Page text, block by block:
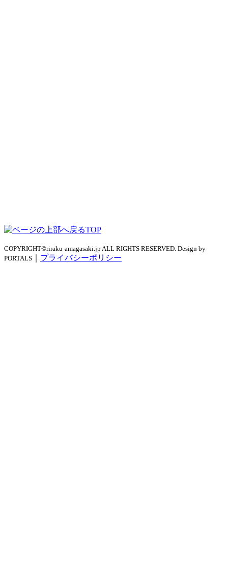
TOP
COPYRIGHT©riraku-amagasaki.jp ALL RIGHTS RESERVED. Design by
PORTALS
プライバシーポリシー